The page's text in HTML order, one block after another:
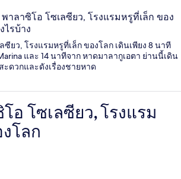
าลาซิโอ โซเลซียว, โรงแรมหรูที่เล็ก ของ
ไรบ้าง
ซียว, โรงแรมหรูที่เล็ก ของโลก เดินเพียง 8 นาที
และ 14 นาทีจาก หาดมาลากูเอตา ย่านนี้เดิน
ดวกและดังเรื่องชายหาด
อ โซเลซียว, โรงแรม
โลก